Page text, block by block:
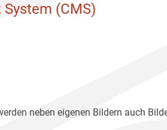
(CMS)
neben eigenen Bildern auch